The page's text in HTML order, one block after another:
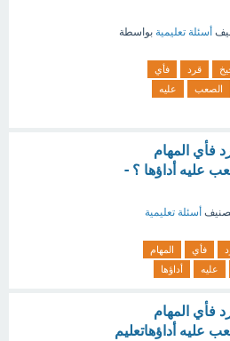
أسئلة تعليمية بواسطة
قرد
فأي
الصعب
عليه
فأي المهام
عليه أداؤها ؟ -
أسئلة تعليمية
فأي
المهام
عليه أداؤها
فأي المهام
عليه أداؤهاتعليم